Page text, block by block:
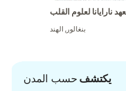
نارايانا لعلوم القلب
بنغالور,الهند
يكتشف حسب المدن